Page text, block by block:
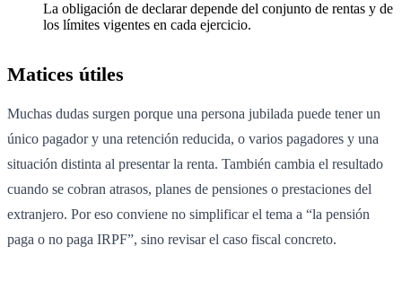
La obligación de declarar depende del conjunto de rentas y de
los límites vigentes en cada ejercicio.
Matices útiles
Muchas dudas surgen porque una persona jubilada puede tener un
único pagador y una retención reducida, o varios pagadores y una
situación distinta al presentar la renta. También cambia el resultado
cuando se cobran atrasos, planes de pensiones o prestaciones del
extranjero. Por eso conviene no simplificar el tema a “la pensión
paga o no paga IRPF”, sino revisar el caso fiscal concreto.